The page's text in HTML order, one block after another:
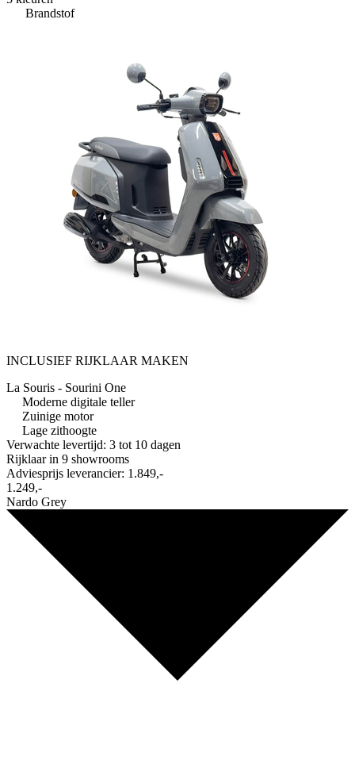
Brandstof
INCLUSIEF RIJKLAAR MAKEN
La Souris - Sourini One
Moderne digitale teller
Zuinige motor
Lage zithoogte
Verwachte levertijd: 3 tot 10 dagen
Rijklaar in 9 showrooms
Adviesprijs leverancier: 1.849,-
1.249,-
Nardo Grey